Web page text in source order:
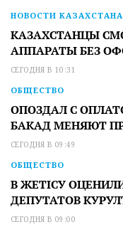
НОВОСТИ КАЗАХСТАНА
КАЗАХСТАНЦЫ
АППАРАТЫ БЕЗ
СЕГОДНЯ В 10:31
ОБЩЕСТВО
ОПОЗДАЛ С
БАКАД МЕНЯЮТ
СЕГОДНЯ В 09:49
ОБЩЕСТВО
В ЖЕТІСУ
ДЕПУТАТОВ
СЕГОДНЯ В 09:00